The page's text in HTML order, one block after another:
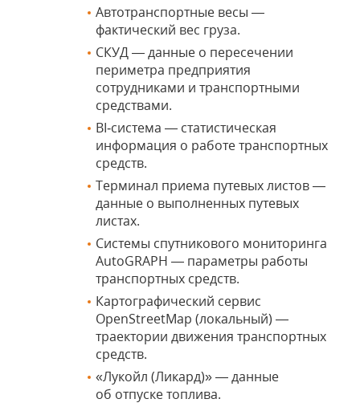
Автотранспортные весы —
фактический вес груза.
СКУД — данные о пересечении
периметра предприятия
сотрудниками и транспортными
средствами.
BI‑система — статистическая
информация о работе транспортных
средств.
Терминал приема путевых листов —
данные о выполненных путевых
листах.
Системы спутникового мониторинга
AutoGRAPH — параметры работы
транспортных средств.
Картографический сервис
OpenStreetMap (локальный) —
траектории движения транспортных
средств.
«Лукойл (Ликард)» — данные
об отпуске топлива.